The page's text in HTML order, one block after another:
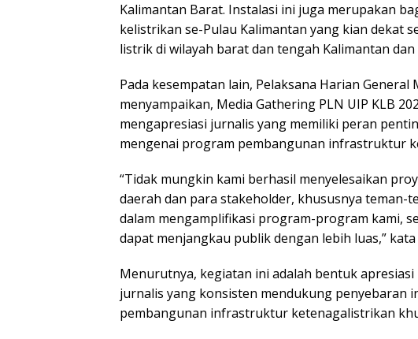
Kalimantan Barat. Instalasi ini juga merupakan
kelistrikan se-Pulau Kalimantan yang kian dekat
listrik di wilayah barat dan tengah Kalimantan
Pada kesempatan lain, Pelaksana Harian General
menyampaikan, Media Gathering PLN UIP KLB
mengapresiasi jurnalis yang memiliki peran
mengenai program pembangunan infrastruktur
“Tidak mungkin kami berhasil menyelesaikan
daerah dan para stakeholder, khususnya teman-
dalam mengamplifikasi program-program kami,
dapat menjangkau publik dengan lebih luas,” kata
Menurutnya, kegiatan ini adalah bentuk apresiasi
jurnalis yang konsisten mendukung penyebaran
pembangunan infrastruktur ketenagalistrikan